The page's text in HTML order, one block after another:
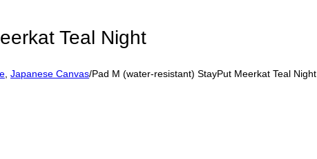
Teal Night
Japanese Canvas/Pad M (water-resistant) StayPut Meerkat Teal Night